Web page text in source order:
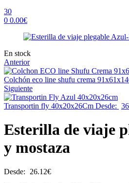
30
0 0.00€
Availability:
En stock
Anterior
Colchón eco line shufu crema
Siguiente
Transportin fly 40x20x26Cm Desde:
Esterilla de viaje
y mostaza
Desde: 26.12€